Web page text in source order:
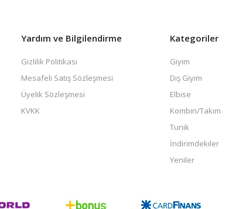
Yardım ve Bilgilendirme
Gizlilik Politikası
Mesafeli Satış Sözleşmesi
Üyelik Sözleşmesi
KVKK
Kategoriler
Giyim
Dış Giyim
Elbise
Kombin/Takım
Tunik
İndirimdekiler
Yeniler